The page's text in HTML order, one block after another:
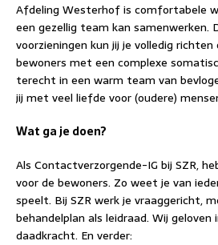
Afdeling Westerhof is comfortabele
een gezellig team kan samenwerken.
voorzieningen kun jij je volledig richten
bewoners met een complexe
terecht in een warm team van
jij met veel liefde voor (oudere)
Wat ga je doen?
Als Contactverzorgende-IG bij SZR,
voor de bewoners. Zo weet je van
speelt. Bij SZR werk je vraaggericht,
behandelplan als leidraad. Wij
daadkracht. En verder: